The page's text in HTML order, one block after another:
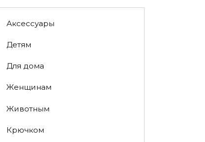
Аксессуары
Детям
Для дома
Женщинам
Животным
Крючком